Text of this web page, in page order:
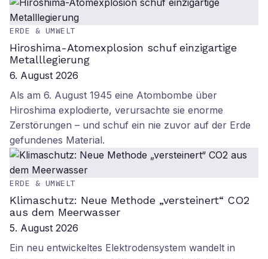
ERDE & UMWELT
Hiroshima-Atomexplosion schuf einzigartige
Metalllegierung
6. August 2026
Als am 6. August 1945 eine Atombombe über
Hiroshima explodierte, verursachte sie enorme
Zerstörungen – und schuf ein nie zuvor auf der Erde
gefundenes Material.
ERDE & UMWELT
Klimaschutz: Neue Methode „versteinert“ CO2
aus dem Meerwasser
5. August 2026
Ein neu entwickeltes Elektrodensystem wandelt in